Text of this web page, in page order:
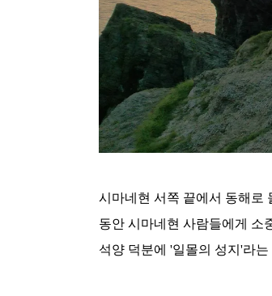
시마네현 서쪽 끝에서 동해로
동안 시마네현 사람들에게 소
석양 덕분에 '일몰의 성지'라